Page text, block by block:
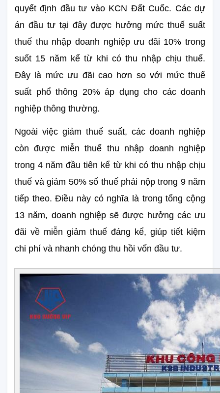
quyết định đầu tư vào KCN Đất Cuốc. Các dự
án đầu tư tại đây được hưởng mức thuế suất
thuế thu nhập doanh nghiệp ưu đãi 10% trong
suốt 15 năm kể từ khi có thu nhập chịu thuế.
Đây là mức ưu đãi cao hơn so với mức thuế
suất phổ thông 20% áp dụng cho các doanh
nghiệp thông thường.
Ngoài việc giảm thuế suất, các doanh nghiệp
còn được miễn thuế thu nhập doanh nghiệp
trong 4 năm đầu tiên kể từ khi có thu nhập chịu
thuế và giảm 50% số thuế phải nộp trong 9 năm
tiếp theo. Điều này có nghĩa là trong tổng cộng
13 năm, doanh nghiệp sẽ được hưởng các ưu
đãi về miễn giảm thuế đáng kể, giúp tiết kiệm
chi phí và nhanh chóng thu hồi vốn đầu tư.